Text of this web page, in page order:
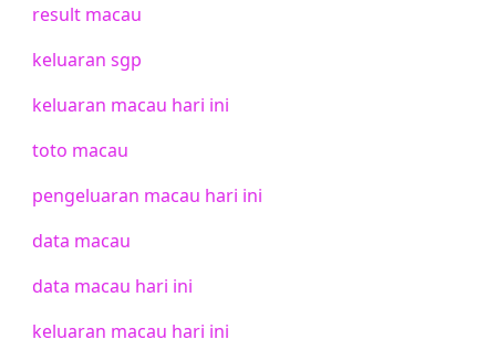
result macau
keluaran sgp
keluaran macau hari ini
toto macau
pengeluaran macau hari ini
data macau
data macau hari ini
keluaran macau hari ini